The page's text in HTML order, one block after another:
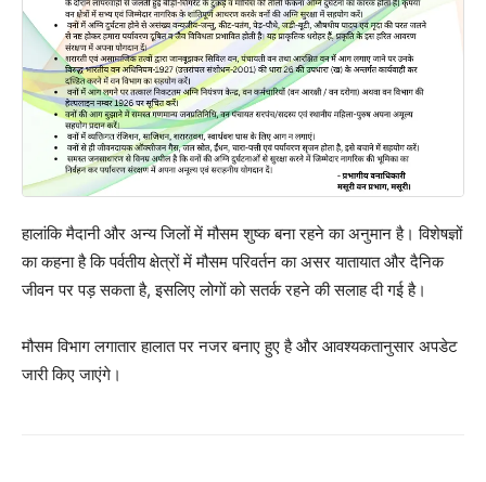
हालांकि मैदानी और अन्य जिलों में मौसम शुष्क बना रहने का अनुमान है। विशेषज्ञों
का कहना है कि पर्वतीय क्षेत्रों में मौसम परिवर्तन का असर यातायात और दैनिक
जीवन पर पड़ सकता है, इसलिए लोगों को सतर्क रहने की सलाह दी गई है।
मौसम विभाग लगातार हालात पर नजर बनाए हुए है और आवश्यकतानुसार अपडेट
जारी किए जाएंगे।